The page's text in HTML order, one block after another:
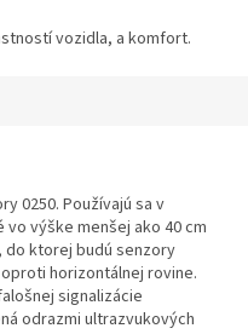
vozidla, a komfort.
0250. Používajú sa v
výške menšej ako 40 cm
do ktorej budú senzory
horizontálnej rovine.
signalizácie
odrazmi ultrazvukových